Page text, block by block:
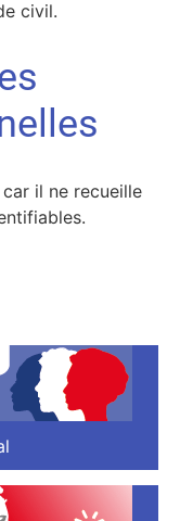
civil.
car il ne recueille